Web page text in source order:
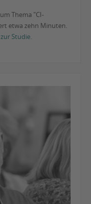
Thema "CI-
etwa zehn Minuten.
Studie.